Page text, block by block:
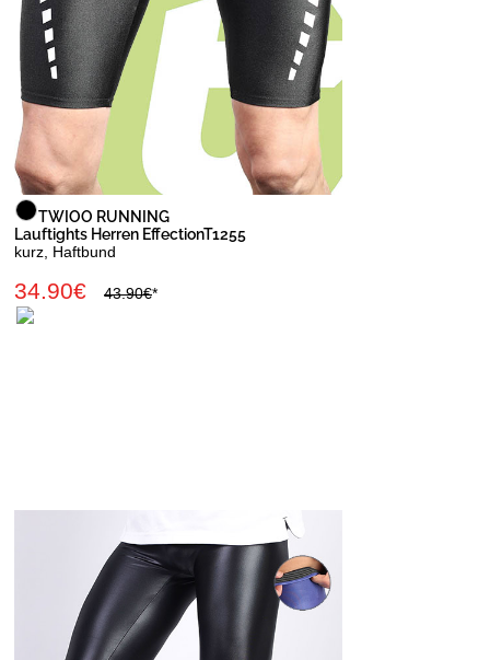
TWIOO RUNNING
Lauftights Herren EffectionT1255
kurz, Haftbund
34.90€ 43.90€*